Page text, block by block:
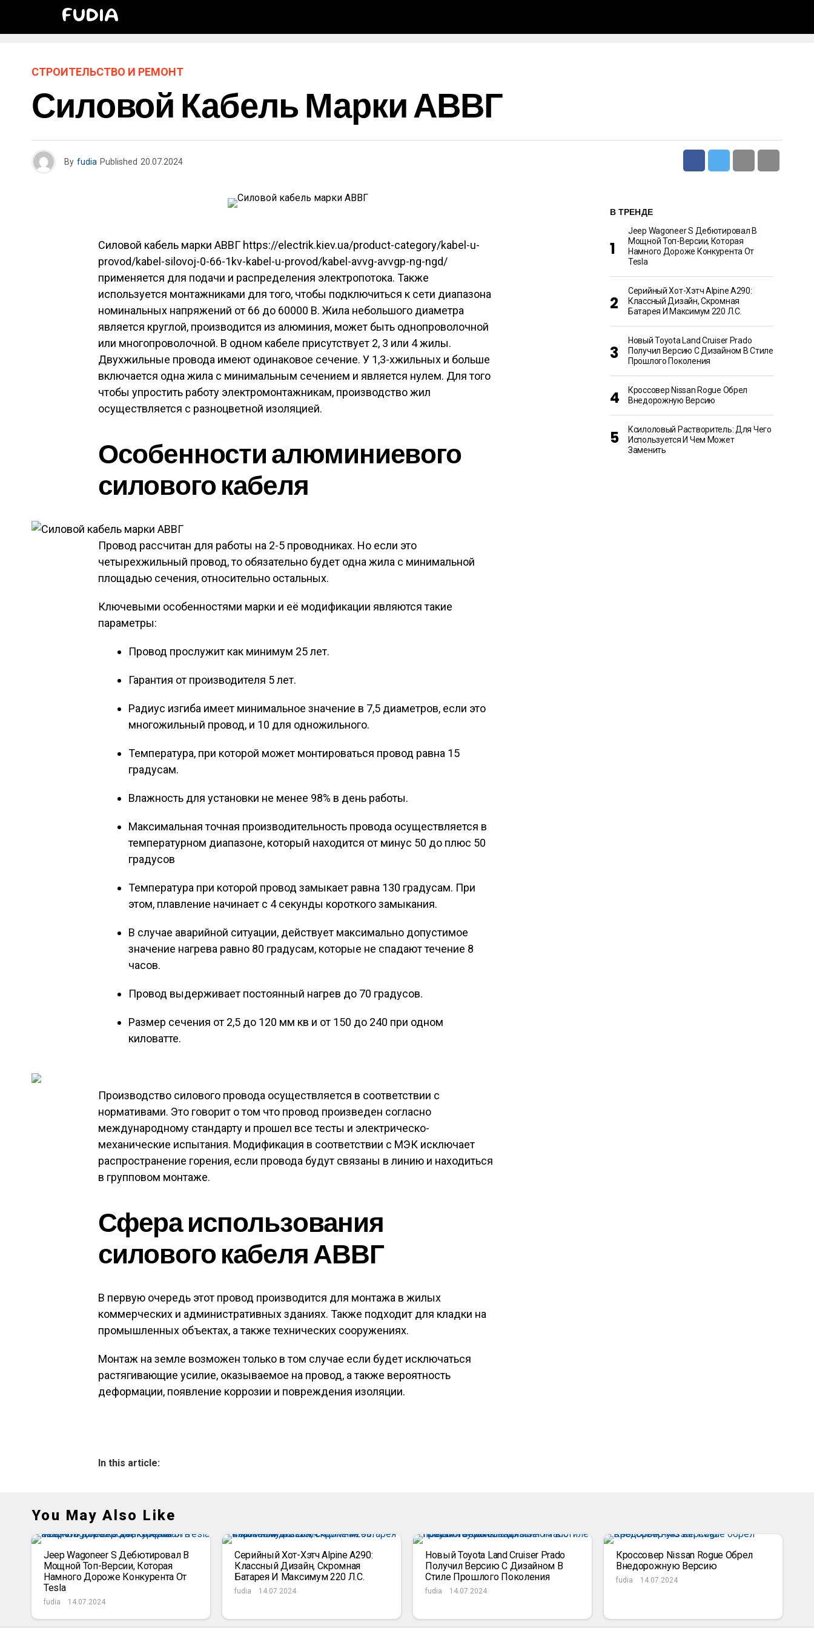
FUDIA
СТРОИТЕЛЬСТВО И РЕМОНТ
Силовой Кабель Марки АВВГ
By fudia Published 20.07.2024
Силовой кабель марки АВВГ https://electrik.kiev.ua/product-category/kabel-u-
provod/kabel-silovoj-0-66-1kv-kabel-u-provod/kabel-avvg-avvgp-ng-ngd/
применяется для подачи и распределения электропотока. Также
используется монтажниками для того, чтобы подключиться к сети диапазона
номинальных напряжений от 66 до 60000 В. Жила небольшого диаметра
является круглой, производится из алюминия, может быть однопроволочной
или многопроволочной. В одном кабеле присутствует 2, 3 или 4 жилы.
Двухжильные провода имеют одинаковое сечение. У 1,3-хжильных и больше
включается одна жила с минимальным сечением и является нулем. Для того
чтобы упростить работу электромонтажникам, производство жил
осуществляется с разноцветной изоляцией.
Особенности алюминиевого
силового кабеля
Провод рассчитан для работы на 2-5 проводниках. Но если это
четырехжильный провод, то обязательно будет одна жила с минимальной
площадью сечения, относительно остальных.
Ключевыми особенностями марки и её модификации являются такие
параметры:
Провод прослужит как минимум 25 лет.
Гарантия от производителя 5 лет.
Радиус изгиба имеет минимальное значение в 7,5 диаметров, если это
многожильный провод, и 10 для одножильного.
Температура, при которой может монтироваться провод равна 15
градусам.
Влажность для установки не менее 98% в день работы.
Максимальная точная производительность провода осуществляется в
температурном диапазоне, который находится от минус 50 до плюс 50
градусов
Температура при которой провод замыкает равна 130 градусам. При
этом, плавление начинает с 4 секунды короткого замыкания.
В случае аварийной ситуации, действует максимально допустимое
значение нагрева равно 80 градусам, которые не спадают течение 8
часов.
Провод выдерживает постоянный нагрев до 70 градусов.
Размер сечения от 2,5 до 120 мм кв и от 150 до 240 при одном
киловатте.
Производство силового провода осуществляется в соответствии с
нормативами. Это говорит о том что провод произведен согласно
международному стандарту и прошел все тесты и электрическо-
механические испытания. Модификация в соответствии с МЭК исключает
распространение горения, если провода будут связаны в линию и находиться
в групповом монтаже.
Сфера использования
силового кабеля АВВГ
В первую очередь этот провод производится для монтажа в жилых
коммерческих и административных зданиях. Также подходит для кладки на
промышленных объектах, а также технических сооружениях.
Монтаж на земле возможен только в том случае если будет исключаться
растягивающие усилие, оказываемое на провод, а также вероятность
деформации, появление коррозии и повреждения изоляции.
In this article:
В ТРЕНДЕ
Jeep Wagoneer S Дебютировал В
Мощной Топ-Версии, Которая
Намного Дороже Конкурента От
Tesla
Серийный Хот-Хэтч Alpine A290:
Классный Дизайн, Скромная
Батарея И Максимум 220 Л.с.
Новый Toyota Land Cruiser Prado
Получил Версию С Дизайном В Стиле
Прошлого Поколения
Кроссовер Nissan Rogue Обрел
Внедорожную Версию
Ксилоловый Растворитель: Для Чего
Используется И Чем Может
Заменить
You May Also Like
Jeep Wagoneer S Дебютировал В
Мощной Топ-Версии, Которая
Намного Дороже Конкурента От
Tesla
fudia 14.07.2024
Серийный Хот-Хэтч Alpine A290:
Классный Дизайн, Скромная
Батарея И Максимум 220 Л.с.
fudia 14.07.2024
Новый Toyota Land Cruiser Prado
Получил Версию С Дизайном В
Стиле Прошлого Поколения
fudia 14.07.2024
Кроссовер Nissan Rogue Обрел
Внедорожную Версию
fudia 14.07.2024